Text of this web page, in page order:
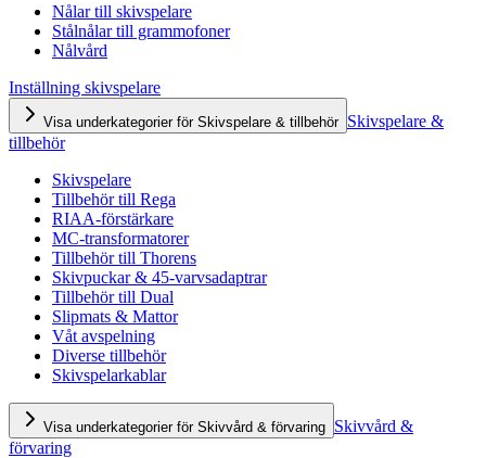
Nålar till skivspelare
Stålnålar till grammofoner
Nålvård
Inställning skivspelare
Visa underkategorier för Skivspelare & tillbehör Skivspelare &
tillbehör
Skivspelare
Tillbehör till Rega
RIAA-förstärkare
MC-transformatorer
Tillbehör till Thorens
Skivpuckar & 45-varvsadaptrar
Tillbehör till Dual
Slipmats & Mattor
Våt avspelning
Diverse tillbehör
Skivspelarkablar
Visa underkategorier för Skivvård & förvaring Skivvård &
förvaring